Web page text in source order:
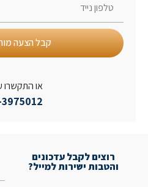
קבל הצעה מותאמת
או התקשרו עכשיו:
072-3975012
רוצים לקבל עדכונים
והטבות ישירות למייל?